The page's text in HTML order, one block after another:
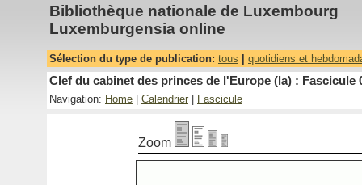
Bibliothèque nationale de Luxembourg
Luxemburgensia online
Sélection du type de publication: tous quotidiens et
Clef du cabinet des princes de l'Europe (la) : Fascicule
Navigation: Home Calendrier Fascicule
Zoom